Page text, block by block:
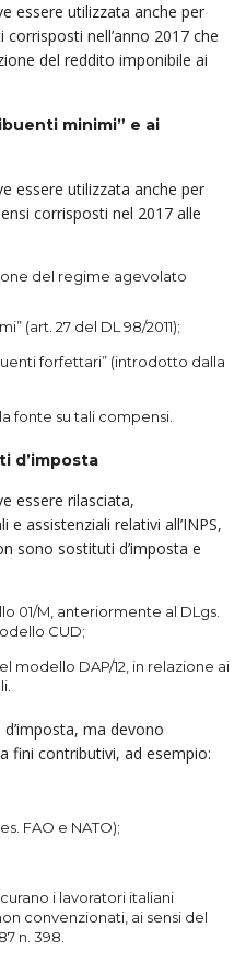
essere utilizzata anche per
nell’anno 2017 che
del reddito imponibile ai
minimi” e ai
essere utilizzata anche per
corrisposti nel 2017 alle
del regime agevolato
(art. 27 del DL 98/2011);
forfettari” (introdotto dalla
fonte su tali compensi.
d’imposta
essere rilasciata,
assistenziali relativi all’INPS,
sono sostituti d’imposta e
01/M, anteriormente al DLgs.
CUD;
modello DAP/12, in relazione ai
ma devono
fini contributivi, ad esempio:
FAO e NATO);
i lavoratori italiani
convenzionati, ai sensi del
n. 398.